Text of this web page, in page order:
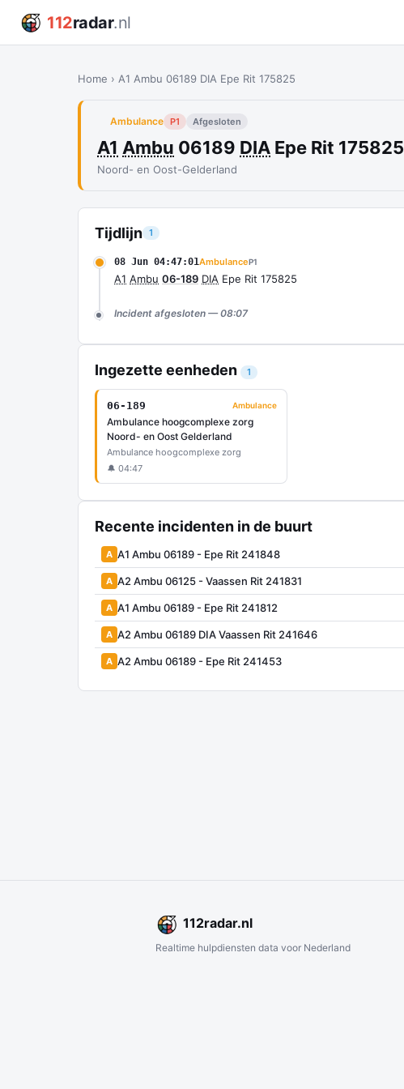
112radar.nl
Home › A1 Ambu 06189 DIA Epe Rit 175825
Ambulance P1 Afgesloten
A1 Ambu 06189 DIA Epe Rit 175825
Noord- en Oost-Gelderland
Tijdlijn 1
08 Jun 04:47:01AmbulanceP1
A1 Ambu 06-189 DIA Epe Rit 175825
Incident afgesloten — 08:07
Ingezette eenheden 1
06-189 Ambulance
Ambulance hoogcomplexe zorg
Noord- en Oost Gelderland
Ambulance hoogcomplexe zorg
🔔 04:47
Recente incidenten in de buurt
A A1 Ambu 06189 - Epe Rit 241848
A A2 Ambu 06125 - Vaassen Rit 241831
A A1 Ambu 06189 - Epe Rit 241812
A A2 Ambu 06189 DIA Vaassen Rit 241646
A A2 Ambu 06189 - Epe Rit 241453
112radar.nl
Realtime hulpdiensten data voor Nederland